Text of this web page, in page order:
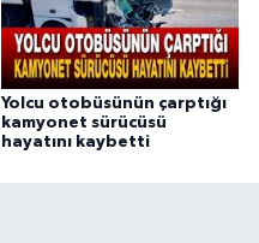
Yolcu otobüsünün çarptığı
kamyonet sürücüsü
hayatını kaybetti